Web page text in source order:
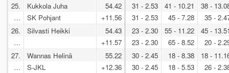
25.
…
Kukkola Juha
SK Pohjant
54.42
+11.56
31 - 2.53
31 - 2.53
41 - 10.21
45 - 7.28
38 -
35 -
26.
…
Silvasti Heikki
54.43
+11.57
23 - 2.30
23 - 2.30
55 - 11.22
65 - 8.52
45 -
20 -
27.
…
Wannas Helinä
S-JKL
55.22
+12.36
30 - 2.45
30 - 2.45
18 - 8.38
18 - 5.53
18 -
26 -